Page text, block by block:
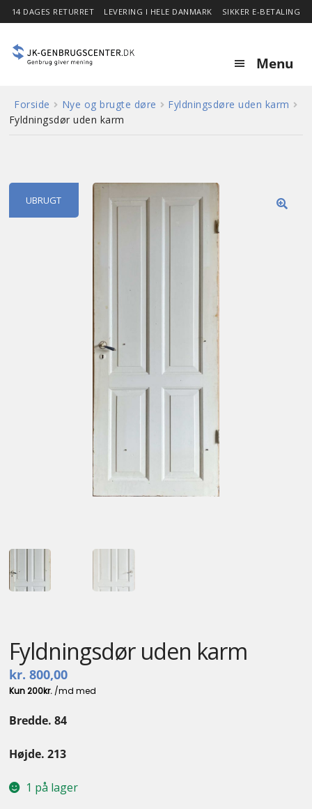
14 DAGES RETURRET LEVERING I HELE DANMARK SIKKER E-BETALING
Menu
Forside
Stor besparelse
Forside Nye og brugte døre
Fyldningsdøre uden karm
Fyldningsdør uden karm
UBRUGT
Fyldningsdør uden karm
kr. 800,00
Bredde. 84
Højde. 213
1 på lager